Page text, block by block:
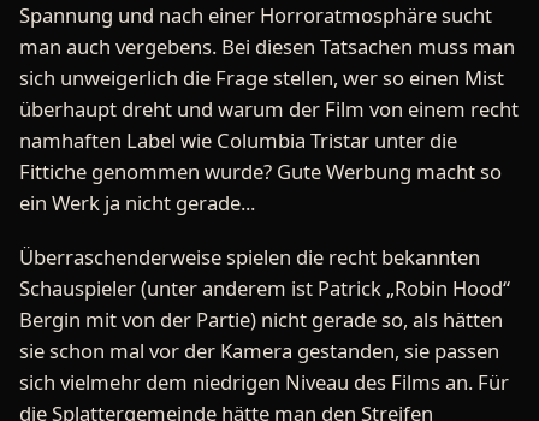
Spannung und nach einer Horroratmosphäre sucht
man auch vergebens. Bei diesen Tatsachen muss man
sich unweigerlich die Frage stellen, wer so einen Mist
überhaupt dreht und warum der Film von einem recht
namhaften Label wie Columbia Tristar unter die
Fittiche genommen wurde? Gute Werbung macht so
ein Werk ja nicht gerade...
Überraschenderweise spielen die recht bekannten
Schauspieler (unter anderem ist Patrick „Robin Hood“
Bergin mit von der Partie) nicht gerade so, als hätten
sie schon mal vor der Kamera gestanden, sie passen
sich vielmehr dem niedrigen Niveau des Films an. Für
die Splattergemeinde hätte man den Streifen